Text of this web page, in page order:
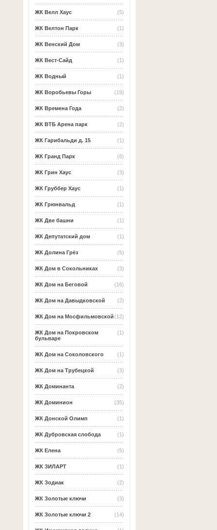
(5)
ЖК Велл Хаус
(1)
ЖК Велтон Парк
(3)
ЖК Венский Дом
(1)
ЖК Вест-Сайд
(1)
ЖК Водный
(19)
ЖК Воробьевы Горы
(2)
ЖК Времена Года
(2)
ЖК ВТБ Арена парк
(1)
ЖК Гарибальди д. 15
(6)
ЖК Гранд Парк
(3)
ЖК Грин Хаус
(1)
ЖК Груббер Хаус
(1)
ЖК Грюнвальд
(1)
ЖК Две башни
(1)
ЖК Депутатский дом
(5)
ЖК Долина Грёз
(3)
ЖК Дом в Сокольниках
(16)
ЖК Дом на Беговой
(2)
ЖК Дом на Давыдковской
(12)
ЖК Дом на Мосфильмовской
(1)
ЖК Дом на Покровском
бульваре
(1)
ЖК Дом на Соколовского
(3)
ЖК Дом на Трубецкой
(2)
ЖК Доминанта
(35)
ЖК Доминион
(1)
ЖК Донской Олимп
(1)
ЖК Дубровская слобода
(5)
ЖК Елена
(1)
ЖК ЗИЛАРТ
(2)
ЖК Зодиак
(3)
ЖК Золотые ключи
(14)
ЖК Золотые ключи 2